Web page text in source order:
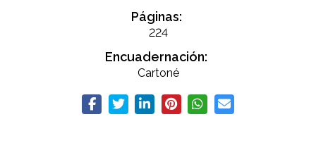
Páginas:
224
Encuadernación:
Cartoné